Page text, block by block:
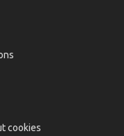
cookies